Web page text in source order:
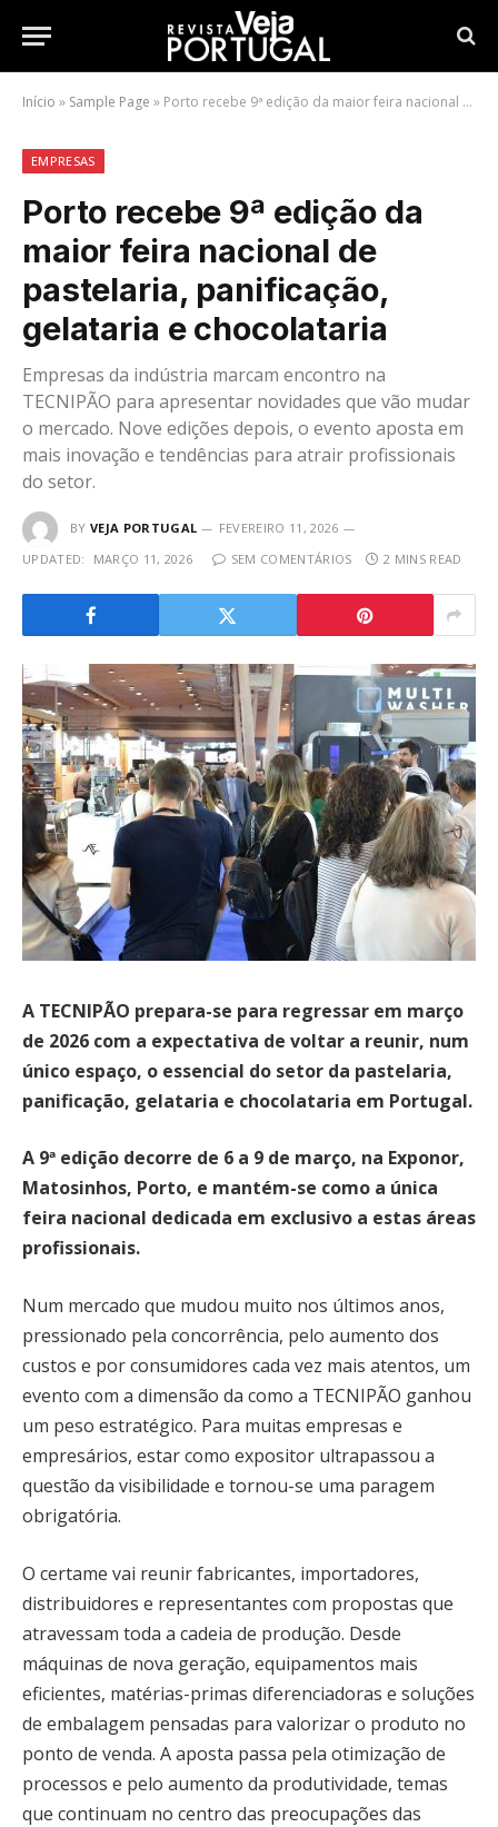
Início » Sample Page » Porto recebe 9ª edição da maior feira nacional de pastelaria, panificação, gelataria e chocolataria
EMPRESAS
Porto recebe 9ª edição da
maior feira nacional de
pastelaria, panificação,
gelataria e chocolataria
Empresas da indústria marcam encontro na
TECNIPÃO para apresentar novidades que vão mudar
o mercado. Nove edições depois, o evento aposta em
mais inovação e tendências para atrair profissionais
do setor.
BY VEJA PORTUGAL
FEVEREIRO 11, 2026
UPDATED:
MARÇO 11, 2026 SEM COMENTÁRIOS 2 MINS READ
A TECNIPÃO prepara-se para regressar em março
de 2026 com a expectativa de voltar a reunir, num
único espaço, o essencial do setor da pastelaria,
panificação, gelataria e chocolataria em Portugal.
A 9ª edição decorre de 6 a 9 de março, na Exponor,
Matosinhos, Porto, e mantém-se como a única
feira nacional dedicada em exclusivo a estas áreas
profissionais.
Num mercado que mudou muito nos últimos anos,
pressionado pela concorrência, pelo aumento dos
custos e por consumidores cada vez mais atentos, um
evento com a dimensão da como a TECNIPÃO ganhou
um peso estratégico. Para muitas empresas e
empresários, estar como expositor ultrapassou a
questão da visibilidade e tornou-se uma paragem
obrigatória.
O certame vai reunir fabricantes, importadores,
distribuidores e representantes com propostas que
atravessam toda a cadeia de produção. Desde
máquinas de nova geração, equipamentos mais
eficientes, matérias-primas diferenciadoras e soluções
de embalagem pensadas para valorizar o produto no
ponto de venda. A aposta passa pela otimização de
processos e pelo aumento da produtividade, temas
que continuam no centro das preocupações das